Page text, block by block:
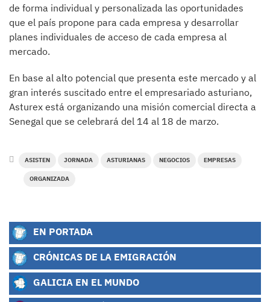
de forma individual y personalizada las oportunidades
que el país propone para cada empresa y desarrollar
planes individuales de acceso de cada empresa al
mercado.
En base al alto potencial que presenta este mercado y al
gran interés suscitado entre el empresariado asturiano,
Asturex está organizando una misión comercial directa a
Senegal que se celebrará del 14 al 18 de marzo.
ASISTEN JORNADA ASTURIANAS NEGOCIOS EMPRESAS
ORGANIZADA
EN PORTADA
CRÓNICAS DE LA EMIGRACIÓN
GALICIA EN EL MUNDO